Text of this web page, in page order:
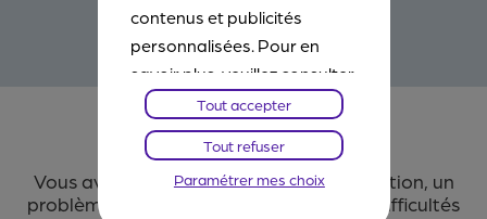
09 69 32 09 13*
Parlons ensemble !
Vous avez des questions sur votre cotisation, un
problème à nous signaler ou même des difficultés
contenus et publicités
personnalisées. Pour en
savoir plus, veuillez consulter
notre
Chartes Cookies
. Vous
pourrez à tout moment
paramétrer vos choix et
refuser certains cookies.
Tout accepter
Tout refuser
Paramétrer mes choix